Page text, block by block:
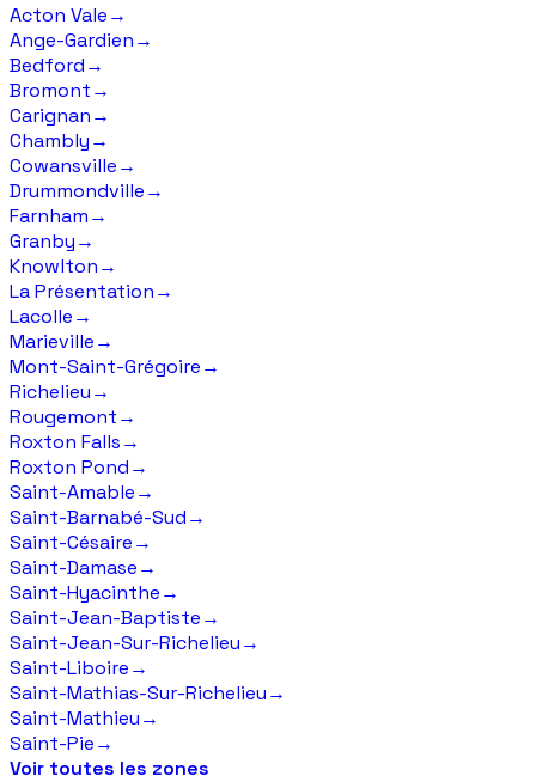
Acton Vale→
Ange-Gardien→
Bedford→
Bromont→
Carignan→
Chambly→
Cowansville→
Drummondville→
Farnham→
Granby→
Knowlton→
La Présentation→
Lacolle→
Marieville→
Mont-Saint-Grégoire→
Richelieu→
Rougemont→
Roxton Falls→
Roxton Pond→
Saint-Amable→
Saint-Barnabé-Sud→
Saint-Césaire→
Saint-Damase→
Saint-Hyacinthe→
Saint-Jean-Baptiste→
Saint-Jean-Sur-Richelieu→
Saint-Liboire→
Saint-Mathias-Sur-Richelieu→
Saint-Mathieu→
Saint-Pie→
Voir toutes les zones